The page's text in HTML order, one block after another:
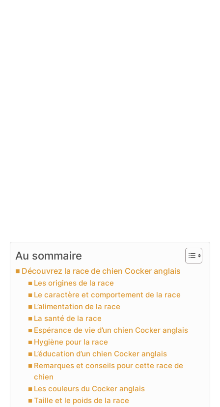
Au sommaire
Découvrez la race de chien Cocker anglais
Les origines de la race
Le caractère et comportement de la race
L’alimentation de la race
La santé de la race
Espérance de vie d’un chien Cocker anglais
Hygiène pour la race
L’éducation d’un chien Cocker anglais
Remarques et conseils pour cette race de
chien
Les couleurs du Cocker anglais
Taille et le poids de la race